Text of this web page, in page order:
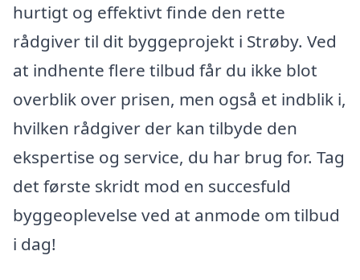
hurtigt og effektivt finde den rette
rådgiver til dit byggeprojekt i Strøby. Ved
at indhente flere tilbud får du ikke blot
overblik over prisen, men også et indblik i,
hvilken rådgiver der kan tilbyde den
ekspertise og service, du har brug for. Tag
det første skridt mod en succesfuld
byggeoplevelse ved at anmode om tilbud
i dag!